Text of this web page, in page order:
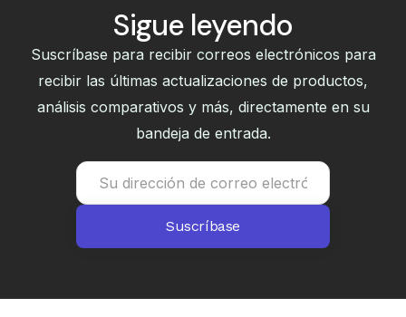
Sigue leyendo
Suscríbase para recibir correos electrónicos para
recibir las últimas actualizaciones de productos,
análisis comparativos y más, directamente en su
bandeja de entrada.